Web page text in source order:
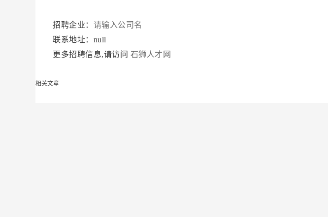
招聘企业： 请输入公司名
联系地址：null
更多招聘信息,请访问 石狮人才网
相关文章